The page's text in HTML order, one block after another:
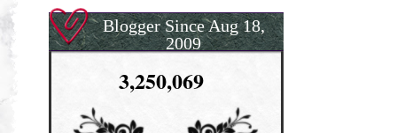
Blogger Since Aug 18,
2009
3,250,069